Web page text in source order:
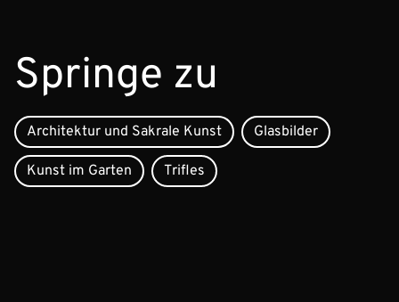
Springe zu
Architektur und Sakrale Kunst Glasbilder
Kunst im Garten Trifles